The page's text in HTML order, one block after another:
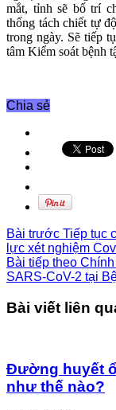
mắt, tỉnh sẽ bố trí
thống tách chiết tự
trong ngày. Sẽ tiếp
tâm Kiểm soát bệnh
Chia sẻ
Bài trước Tiếp tục
lực xét nghiệm
Bài tiếp theo
SARS-CoV-2 tại
Bài viết liên
Đường huyết
như thế nào?